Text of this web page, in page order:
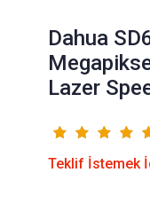
Dahua
Lazer
Teklif İstemek